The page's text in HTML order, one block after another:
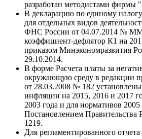
разработан методистами фирмы
В декларацию по единому
для отдельных видов
ФНС России от 04.07.2014 №
коэффициент-дефлятор К1 на
приказом Минэкономразвития
29.10.2014.
В форме Расчета платы за
окружающую среду в редакции
от 28.03.2008 № 182
инфляции на 2015, 2016 и 2017
2003 года и для нормативов 2005
Постановлением
1219.
Для регламентированного